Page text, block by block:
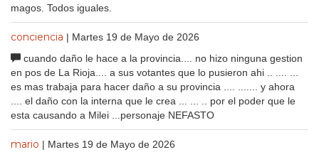
magos. Todos iguales.
conciencia | Martes 19 de Mayo de 2026
cuando daño le hace a la provincia.... no hizo ninguna gestion
en pos de La Rioja.... a sus votantes que lo pusieron ahi .. .... ...
es mas trabaja para hacer daño a su provincia .... ....... y ahora
.... el daño con la interna que le crea ... ... .. por el poder que le
esta causando a Milei ...personaje NEFASTO
mario | Martes 19 de Mayo de 2026